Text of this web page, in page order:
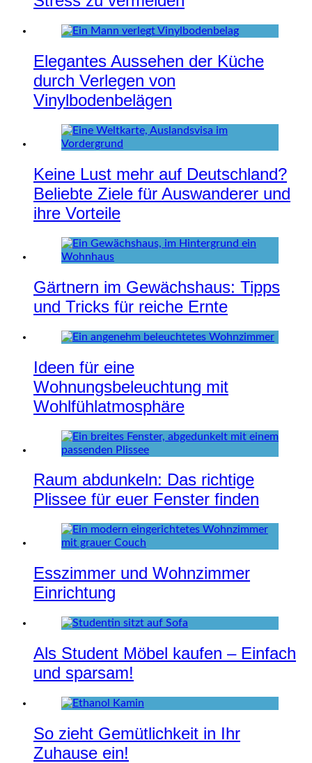
Elegantes Aussehen der Küche
durch Verlegen von
Vinylbodenbelägen
Keine Lust mehr auf Deutschland?
Beliebte Ziele für Auswanderer und
ihre Vorteile
Gärtnern im Gewächshaus: Tipps
und Tricks für reiche Ernte
Ideen für eine
Wohnungsbeleuchtung mit
Wohlfühlatmosphäre
Raum abdunkeln: Das richtige
Plissee für euer Fenster finden
Esszimmer und Wohnzimmer
Einrichtung
Als Student Möbel kaufen – Einfach
und sparsam!
So zieht Gemütlichkeit in Ihr
Zuhause ein!